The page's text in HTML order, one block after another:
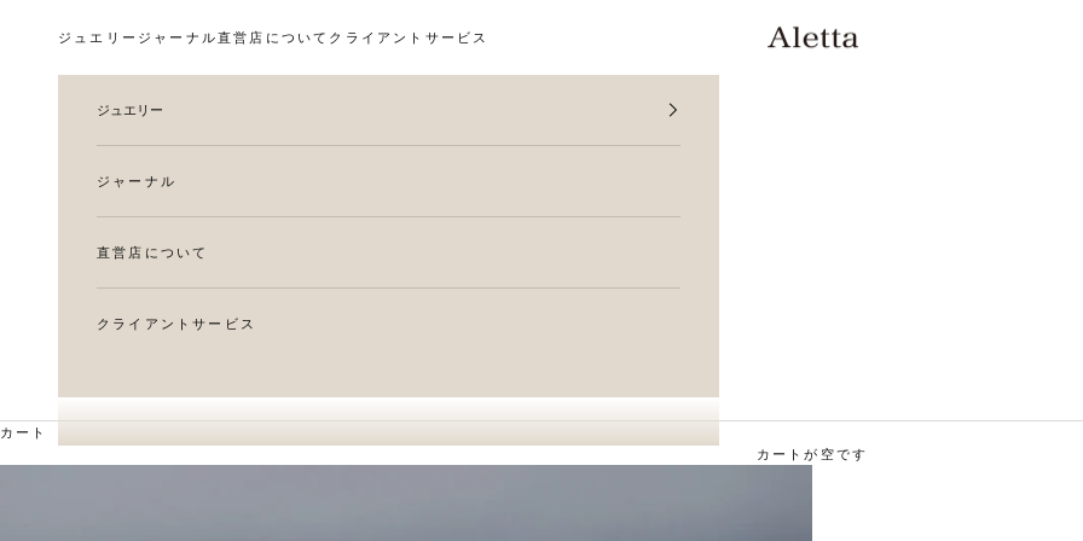
Aletta Jewelry
ジュエリー ジャーナル直営店について クライアントサービス
ジュエリー
ジャーナル
直営店について
クライアントサービス
カート
カートが空です